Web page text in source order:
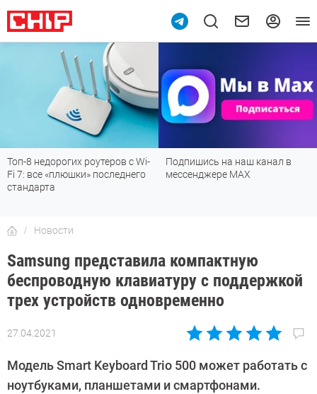
Топ-8 недорогих роутеров с Wi-
Fi 7: все «плюшки» последнего
стандарта
Подпишись на наш канал в
мессенджере МАХ
Новости
Samsung представила компактную
беспроводную клавиатуру с поддержкой
трех устройств одновременно
27.04.2021
Автор:
Кошик
Модель Smart Keyboard Trio 500 может работать с
ноутбуками, планшетами и смартфонами.